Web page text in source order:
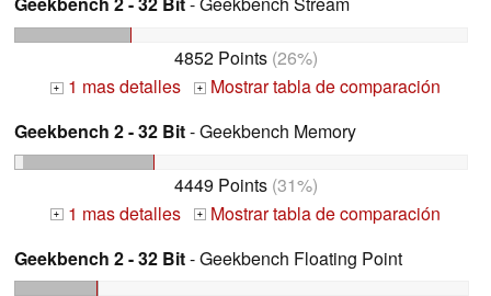
4852 Points(26%)
+ 1 mas detalles +
Mostrar tabla de comparación
Geekbench 2 - 32 Bit- Geekbench Memory
4449 Points(31%)
+ 1 mas detalles +
Mostrar tabla de comparación
Geekbench 2 - 32 Bit- Geekbench Floating Point